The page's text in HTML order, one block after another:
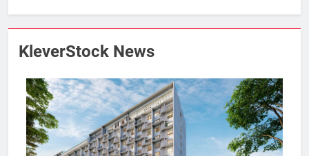
KleverStock News